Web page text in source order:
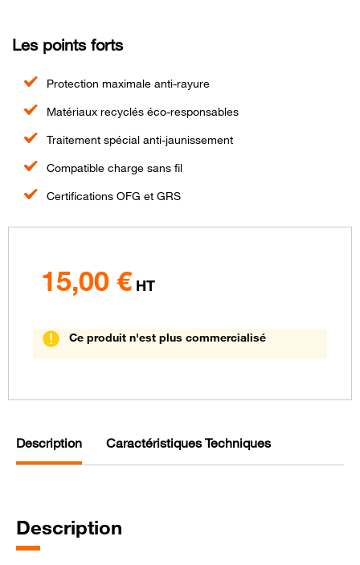
Les points forts
Protection maximale anti-rayure
Matériaux recyclés éco-responsables
Traitement spécial anti-jaunissement
Compatible charge sans fil
Certifications OFG et GRS
15,00 € HT
Ce produit n'est plus commercialisé
Description Caractéristiques Techniques
Description